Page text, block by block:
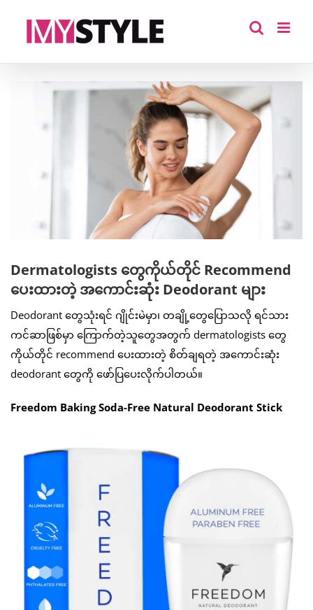
Dermatologists တွေကိုယ်တိုင် Recommend
ပေးထားတဲ့ အကောင်းဆုံး Deodorant များ
Deodorant တွေသုံးရင် ဂျိုင်းမဲမှာ၊ တချို့တွေပြောသလို ရင်သား
ကင်ဆာဖြစ်မှာ ကြောက်တဲ့သူတွေအတွက် dermatologists တွေ
ကိုယ်တိုင် recommend ပေးထားတဲ့ စိတ်ချရတဲ့ အကောင်းဆုံး
deodorant တွေကို ဖော်ပြပေးလိုက်ပါတယ်။
Freedom Baking Soda-Free Natural Deodorant Stick